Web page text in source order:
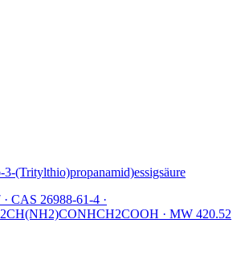
(Tritylthio)propanamid)essigsäure
· CAS 26988-61-4 ·
· MW 420.52